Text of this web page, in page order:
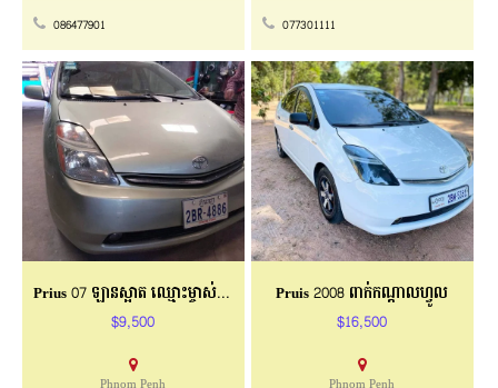
086477901 077301111
Prius 07 ឡានស្អាត ឈ្មោះម្ចាស់ដើម
$9,500
Phnom Penh
Pruis 2008 ពាក់កណ្ដាលហ្វូល
$16,500
Phnom Penh